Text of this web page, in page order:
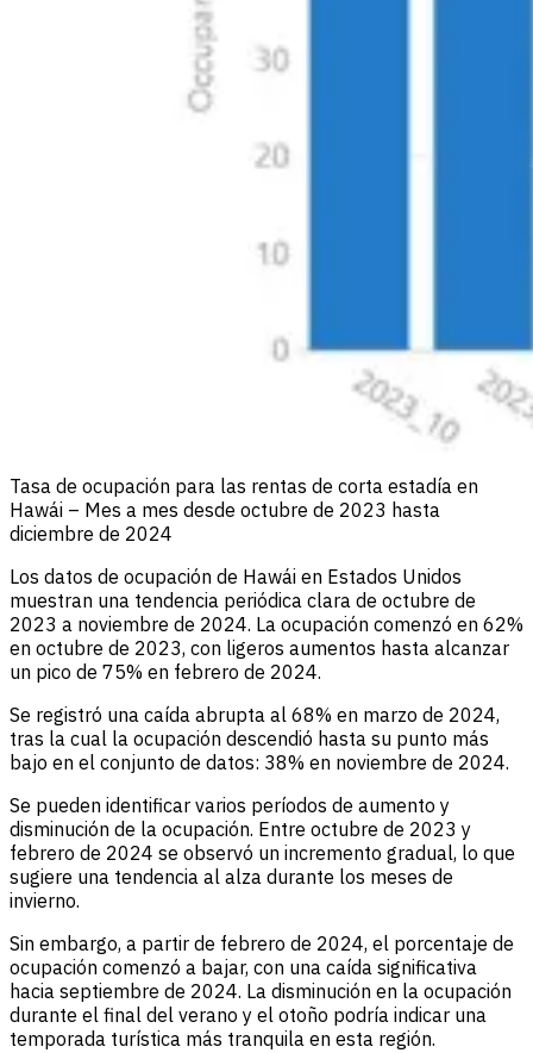
Tasa de ocupación para las rentas de corta estadía en
Hawái – Mes a mes desde octubre de 2023 hasta
diciembre de 2024
Los datos de ocupación de Hawái en Estados Unidos
muestran una tendencia periódica clara de octubre de
2023 a noviembre de 2024. La ocupación comenzó en 62%
en octubre de 2023, con ligeros aumentos hasta alcanzar
un pico de 75% en febrero de 2024.
Se registró una caída abrupta al 68% en marzo de 2024,
tras la cual la ocupación descendió hasta su punto más
bajo en el conjunto de datos: 38% en noviembre de 2024.
Se pueden identificar varios períodos de aumento y
disminución de la ocupación. Entre octubre de 2023 y
febrero de 2024 se observó un incremento gradual, lo que
sugiere una tendencia al alza durante los meses de
invierno.
Sin embargo, a partir de febrero de 2024, el porcentaje de
ocupación comenzó a bajar, con una caída significativa
hacia septiembre de 2024. La disminución en la ocupación
durante el final del verano y el otoño podría indicar una
temporada turística más tranquila en esta región.